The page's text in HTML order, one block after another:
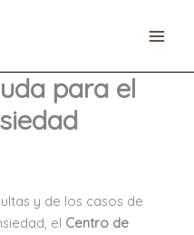
para el
y de los casos de
el Centro de